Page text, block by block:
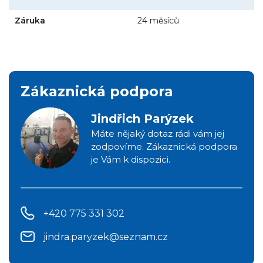
Záruka 24 měsíců
Zákaznická podpora
Jindřich Parýzek
Máte nějaký dotaz rádi vám jej
zodpovíme. Zákaznická podpora
je Vám k dispozici.
+420 775 331 302
jindra.paryzek@seznam.cz